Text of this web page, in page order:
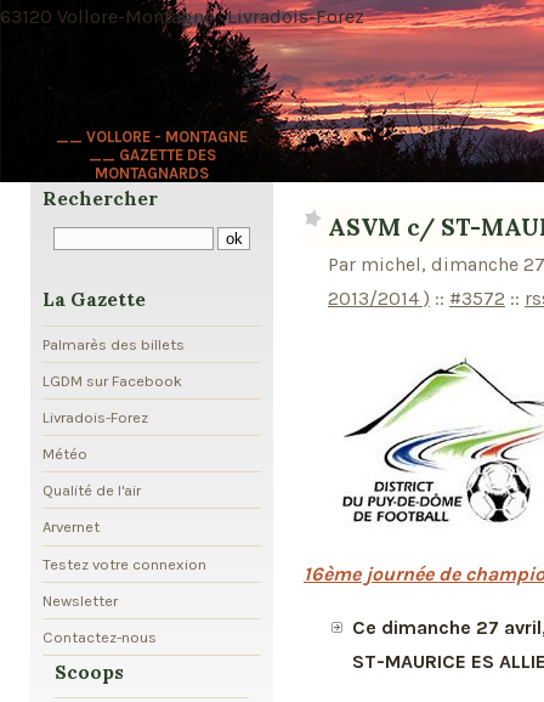
__ VOLLORE - MONTAGNE
__ GAZETTE DES
MONTAGNARDS
63120 Vollore-Montagne · Livradois-Forez
ASVM c/ ST-
Par michel, dimanche
2013/2014 ) :: #3572 ::
16ème journée de
Ce dimanche 27
ST-MAURICE ES
Rechercher
La Gazette
Palmarès des billets
LGDM sur Facebook
Livradois-Forez
Météo
Qualité de l'air
Arvernet
Testez votre connexion
Newsletter
Contactez-nous
Scoops